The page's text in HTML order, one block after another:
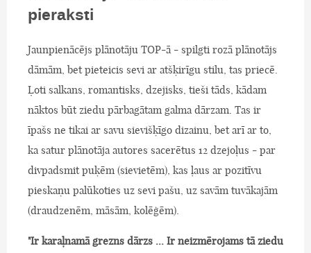
pieraksti
Jaunpienācējs plānotāju TOP-ā - spilgti rozā plānotājs
dāmām, bet pieteicis sevi ar atšķirīgu stilu, tas priecē.
Ļoti salkans, romantisks, dzejisks, tieši tāds, kādam
nāktos būt ziedu pārbagātam galma dārzam. Tas ir
īpašs ne tikai ar savu sievišķīgo dizainu, bet arī ar to,
ka satur plānotāja autores sacerētus 12 dzejoļus - par
divpadsmit puķēm (sievietēm), kas ļaus ar pozitīvu
pieskaņu palūkoties uz sevi pašu, uz savām tuvākajām
(draudzenēm, māsām, kolēģēm).
"Ir karaļnamā grezns dārzs ... Ir neizmērojams tā ziedu